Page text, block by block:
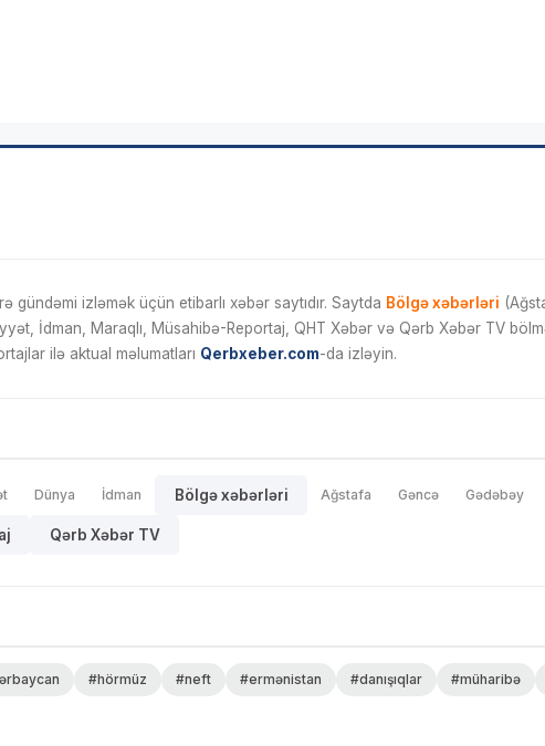
izləmək üçün etibarlı xəbər saytıdır. Saytda Bölgə xəbərləri
İdman, Maraqlı, Müsahibə-Reportaj, QHT Xəbər və Qərb Xəbər TV
ilə aktual məlumatları Qerbxeber.com-da izləyin.
Dünya İdman Bölgə xəbərləri Ağstafa Gəncə Gədəbəy
Qərb Xəbər TV
#hörmüz #neft #ermənistan #danışıqlar #müharibə